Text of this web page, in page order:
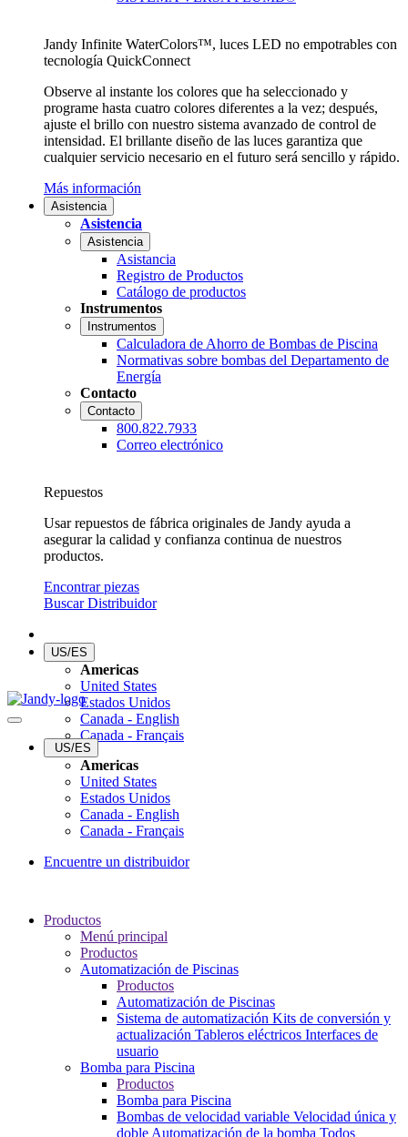
Jandy Infinite WaterColors™, luces LED no empotrables con
tecnología QuickConnect
Observe al instante los colores que ha seleccionado y
programe hasta cuatro colores diferentes a la vez; después,
ajuste el brillo con nuestro sistema avanzado de control de
intensidad. El brillante diseño de las luces garantiza que
cualquier servicio necesario en el futuro será sencillo y rápido.
Más información
Asistencia
Asistencia
Asistencia
Asistancia
Registro de Productos
Catálogo de productos
Instrumentos
Instrumentos
Calculadora de Ahorro de Bombas de Piscina
Normativas sobre bombas del Departamento de
Energía
Contacto
Contacto
800.822.7933
Correo electrónico
Repuestos
Usar repuestos de fábrica originales de Jandy ayuda a
asegurar la calidad y confianza continua de nuestros
productos.
Encontrar piezas
Buscar Distribuidor
US/ES
Americas
United States
Estados Unidos
Canada - English
Canada - Français
US/ES
Americas
United States
Estados Unidos
Canada - English
Canada - Français
Encuentre un distribuidor
Productos
Menú principal
Productos
Automatización de Piscinas
Productos
Automatización de Piscinas
Sistema de automatización Kits de conversión y
actualización Tableros eléctricos Interfaces de
usuario
Bomba para Piscina
Productos
Bomba para Piscina
Bombas de velocidad variable Velocidad única y
doble Automatización de la bomba Todos